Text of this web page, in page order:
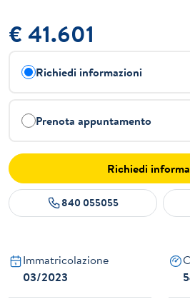
€ 41.601
Richiedi informazioni
Prenota appuntamento
Richiedi
840 055055
Immatricolazione
03/2023